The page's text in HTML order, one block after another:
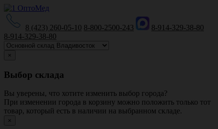
8 (423) 260-05-10 8-800-2500-243
8-914-329-38-80
8-914-329-38-80
×
Выбор склада
Вы уверены, что хотите изменить выбор города?
При изменении города в корзину можно положить только тот
товар, который есть в наличии на выбранном складе.
×